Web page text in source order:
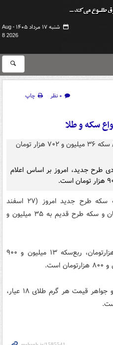
شنبه ۱۷ مرداد ۱۴۰۵ -
Aug
8 2026
۰ نظر
چاپ
سکه و طلا
طرح جدید، امروز بر اساس اعلام
، قیمت هر قطعه سکه طرح جدید امروز (۲۷ اسفند
۱۴۰۲) به ۳۸ میلیون و ۱۰۰ هزارتومان و سکه طرح قدیم به ۳۵ میلیون و
قیمت نیم‌سکه ۲۲ میلیون و ۷۰۰ هزارتومان، ربع‌سکه ۱۳ میلیون و ۹۰۰
همچنین براساس اعلام اتحادیه طلا و جواهر قیمت هر گرم طلای ۱۸ عیار،